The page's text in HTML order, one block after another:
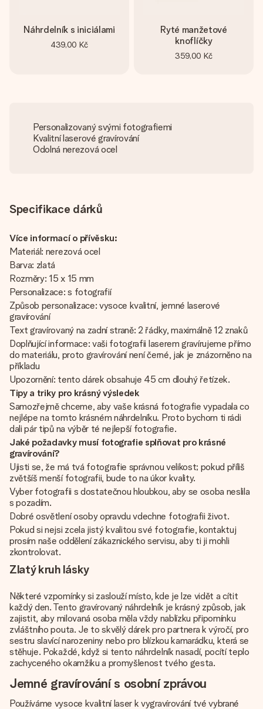
Náhrdelník s iniciálami
439,00 Kč
Ryté manžetové
knoflíčky
359,00 Kč
Personalizovaný svými fotografiemi
Kvalitní laserové gravírování
Odolná nerezová ocel
Specifikace dárků
Více informací o přívěsku:
Materiál: nerezová ocel
Barva: zlatá
Rozměry: 15 x 15 mm
Personalizace: s fotografií
Způsob personalizace: vysoce kvalitní, jemné laserové
gravírování
Text gravírovaný na zadní straně: 2 řádky, maximálně 12 znaků
Doplňující informace: vaši fotografii laserem gravírujeme přímo
do materiálu, proto gravírování není černé, jak je znázorněno na
příkladu
Upozornění: tento dárek obsahuje 45 cm dlouhý řetízek.
Tipy a triky pro krásný výsledek
Samozřejmě chceme, aby vaše krásná fotografie vypadala co
nejlépe na tomto krásném náhrdelníku. Proto bychom ti rádi
dali pár tipů na výběr té nejlepší fotografie.
Jaké požadavky musí fotografie splňovat pro krásné
gravírování?
Ujisti se, že má tvá fotografie správnou velikost; pokud příliš
zvětšíš menší fotografii, bude to na úkor kvality.
Vyber fotografii s dostatečnou hloubkou, aby se osoba neslila
s pozadím.
Dobré osvětlení osoby opravdu vdechne fotografii život.
Pokud si nejsi zcela jistý kvalitou své fotografie, kontaktuj
prosím naše oddělení zákaznického servisu, aby ti ji mohli
zkontrolovat.
Zlatý kruh lásky
Některé vzpomínky si zaslouží místo, kde je lze vidět a cítit
každý den. Tento gravírovaný náhrdelník je krásný způsob, jak
zajistit, aby milovaná osoba měla vždy nablízku připomínku
zvláštního pouta. Je to skvělý dárek pro partnera k výročí, pro
sestru slavící narozeniny nebo pro blízkou kamarádku, která se
stěhuje. Pokaždé, když si tento náhrdelník nasadí, pocítí teplo
zachyceného okamžiku a promyšlenost tvého gesta.
Jemné gravírování s osobní zprávou
Používáme vysoce kvalitní laser k vygravírování tvé vybrané